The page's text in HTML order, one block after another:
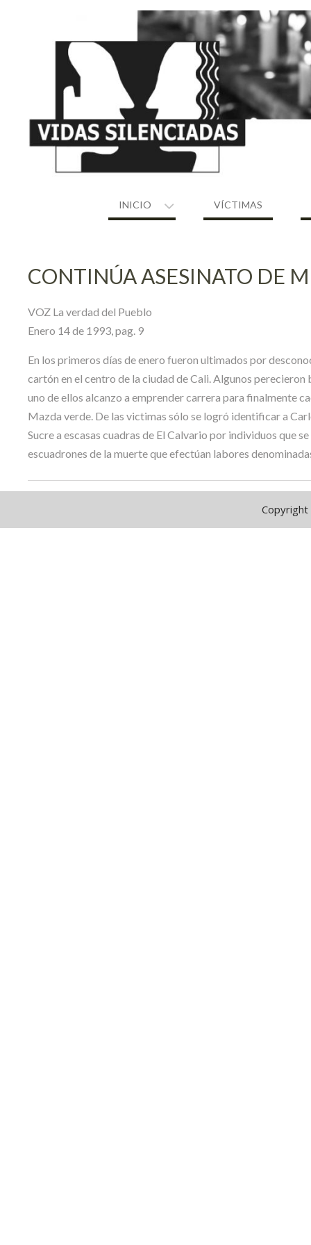
INICIO VÍCTIMAS
CONTINÚA ASESINATO DE
VOZ La verdad del Pueblo
Enero 14 de 1993, pag. 9
En los primeros días de enero fueron ultimados por
cartón en el centro de la ciudad de Cali. Algunos
uno de ellos alcanzo a emprender carrera para finalmente
Mazda verde. De las victimas sólo se logró identificar a
Sucre a escasas cuadras de El Calvario por individuos que
escuadrones de la muerte que efectúan labores
Copyright